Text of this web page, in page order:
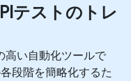
テストのトレ
い自動化ツールで
段階を簡略化するた